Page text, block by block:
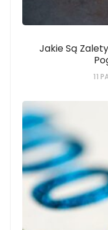
Jakie Są
11